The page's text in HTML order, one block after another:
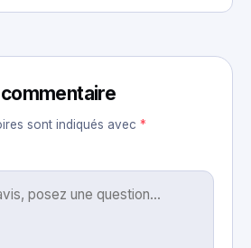
sont indiqués avec *